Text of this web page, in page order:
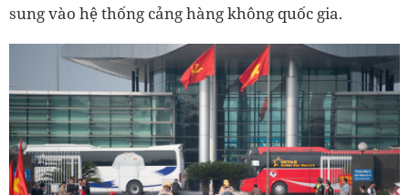
sung vào hệ thống cảng hàng không quốc gia.